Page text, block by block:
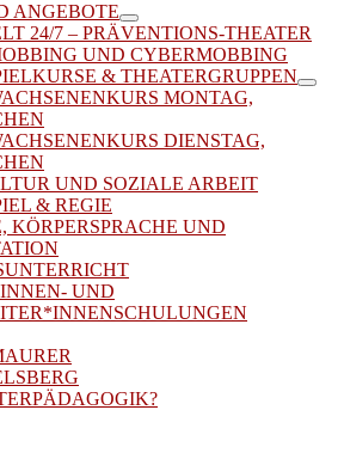
ANGEBOTE
24/7 – PRÄVENTIONS-THEATER
UND CYBERMOBBING
& THEATERGRUPPEN
MONTAG,
DIENSTAG,
UND SOZIALE ARBEIT
& REGIE
KÖRPERSPRACHE UND
UND